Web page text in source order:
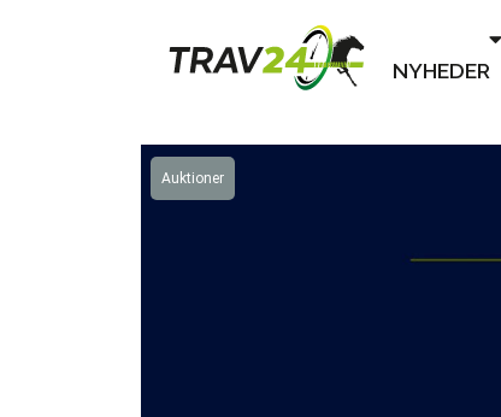
Auktioner
NYHEDER